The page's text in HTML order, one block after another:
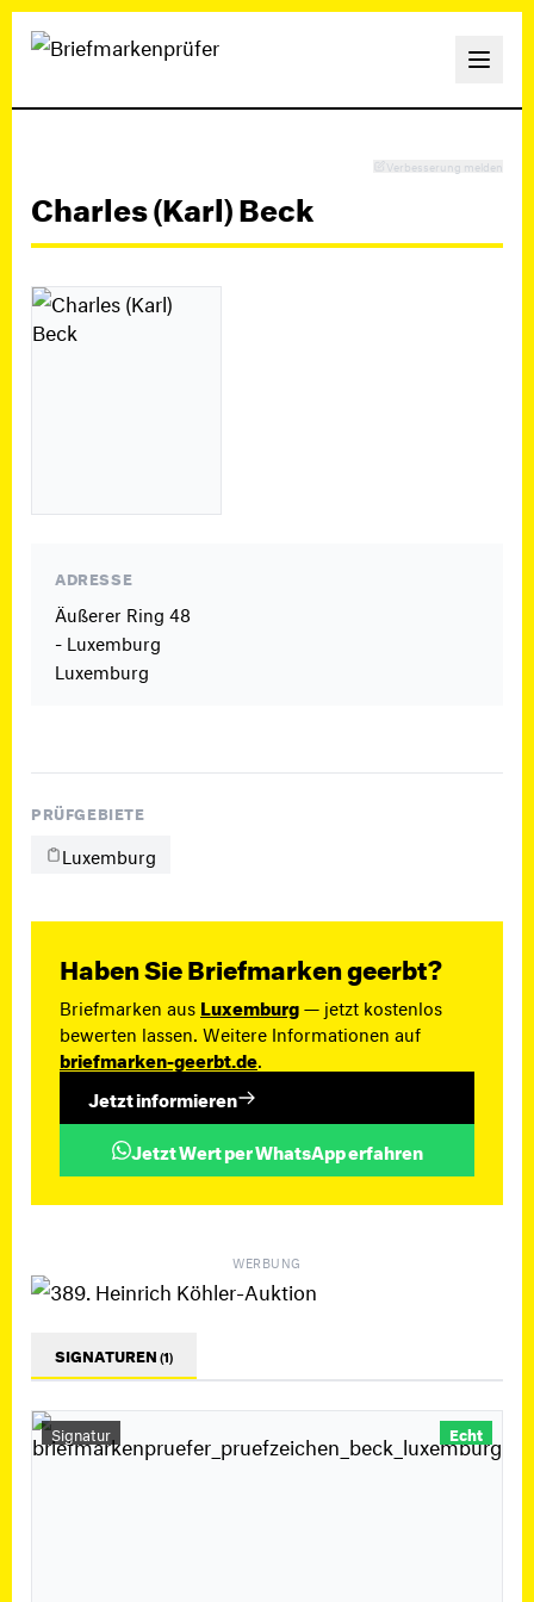
Verbesserung melden
Charles (Karl) Beck
ADRESSE
Äußerer Ring 48
- Luxemburg
Luxemburg
PRÜFGEBIETE
Luxemburg
Haben Sie Briefmarken geerbt?
Briefmarken aus Luxemburg— jetzt kostenlos
bewerten lassen. Weitere Informationen auf
briefmarken-geerbt.de
Jetzt informieren
Jetzt Wert per WhatsApp erfahren
WERBUNG
SIGNATUREN(1)
Signatur Echt